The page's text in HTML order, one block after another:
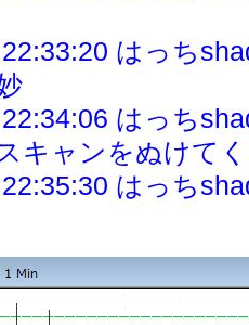
22:33:20 はっち
22:34:06 はっち
キャンをぬけて
22:35:30 はっち